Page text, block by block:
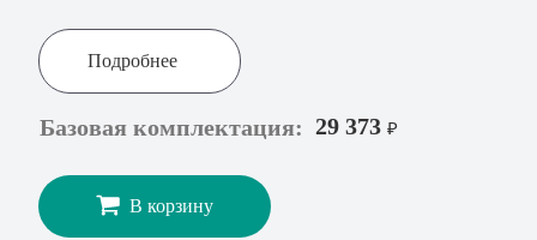
Подробнее
Базовая комплектация: 29 373 ₽
В корзину